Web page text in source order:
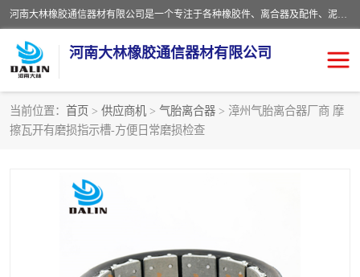
河南大林橡胶通信器材有限公司是一个专注于各种橡胶件、离合器及配件、泥浆泵及配件等产品设计制造和加工的企业。产品应用于矿山、冶金、石油、钢铁、化工、水泥、船舶、造纸、通用机械等各种大功率机械传动或制动装置。
河南大林橡胶通信器材有限公司
当前位置： 首页 > 供应商机 > 气胎离合器 > 漳州气胎离合器厂商 摩
擦瓦开有磨损指示槽-方便日常磨损检查
推盘离合器 通风离合器
VC离合器
PO隔膜离合器
泥浆泵空气包胶囊 气动元件